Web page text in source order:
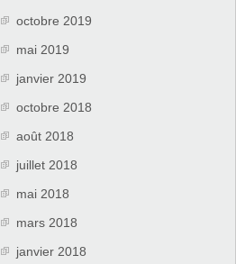
octobre 2019
mai 2019
janvier 2019
octobre 2018
août 2018
juillet 2018
mai 2018
mars 2018
janvier 2018